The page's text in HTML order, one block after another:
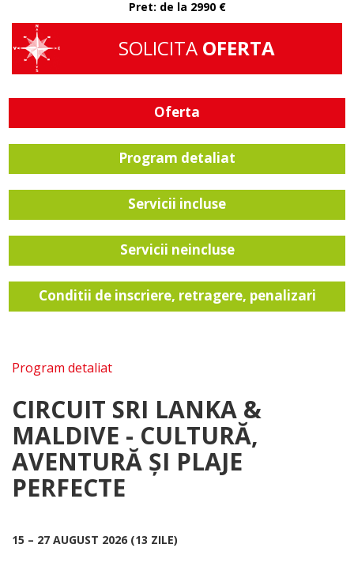
Pret: de la 2990 €
SOLICITA OFERTA
Oferta
Program detaliat
Servicii incluse
Servicii neincluse
Conditii de inscriere, retragere, penalizari
Program detaliat
CIRCUIT SRI LANKA &
MALDIVE - CULTURĂ,
AVENTURĂ ȘI PLAJE
PERFECTE
15 – 27 AUGUST 2026 (13 ZILE)